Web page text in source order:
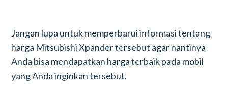
Jangan lupa untuk memperbarui informasi tentang
harga Mitsubishi Xpander tersebut agar nantinya
Anda bisa mendapatkan harga terbaik pada mobil
yang Anda inginkan tersebut.